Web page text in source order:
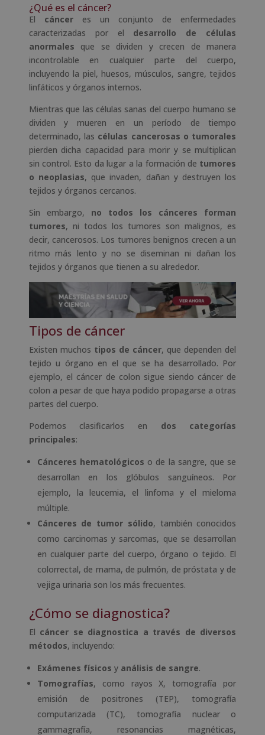
¿Qué es el cáncer?
El cánceres un conjunto de enfermedades
caracterizadas por el desarrollo de células
anormales que se dividen y crecen de manera
incontrolable en cualquier parte del cuerpo,
incluyendo la piel, huesos, músculos, sangre, tejidos
linfáticos y órganos internos.
Mientras que las células sanas del cuerpo humano se
dividen y mueren en un período de tiempo
determinado, las células cancerosas o tumorales
pierden dicha capacidad para morir y se multiplican
sin control. Esto da lugar a la formación de tumores
o neoplasias, que invaden, dañan y destruyen los
tejidos y órganos cercanos.
Sin embargo, no todos los cánceres forman
tumores, ni todos los tumores son malignos, es
decir, cancerosos. Los tumores benignos crecen a un
ritmo más lento y no se diseminan ni dañan los
tejidos y órganos que tienen a su alrededor.
Tipos de cáncer
Existen muchos tipos de cáncer, que dependen del
tejido u órgano en el que se ha desarrollado. Por
ejemplo, el cáncer de colon sigue siendo cáncer de
colon a pesar de que haya podido propagarse a otras
partes del cuerpo.
Podemos clasificarlos en dos categorías
principales:
Cánceres hematológicos o de la sangre, que se
desarrollan en los glóbulos sanguíneos. Por
ejemplo, la leucemia, el linfoma y el mieloma
múltiple.
Cánceres de tumor sólido, también conocidos
como carcinomas y sarcomas, que se desarrollan
en cualquier parte del cuerpo, órgano o tejido. El
colorrectal, de mama, de pulmón, de próstata y de
vejiga urinaria son los más frecuentes.
¿Cómo se diagnostica?
El cáncer se diagnostica a través de diversos
métodos, incluyendo:
Exámenes físicos y análisis de sangre.
Tomografías, como rayos X, tomografía por
emisión de positrones (TEP), tomografía
computarizada (TC), tomografía nuclear o
gammagrafía, resonancias magnéticas,